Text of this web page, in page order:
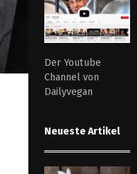
Der Youtube
Channel von
Dailyvegan
Neueste Artikel